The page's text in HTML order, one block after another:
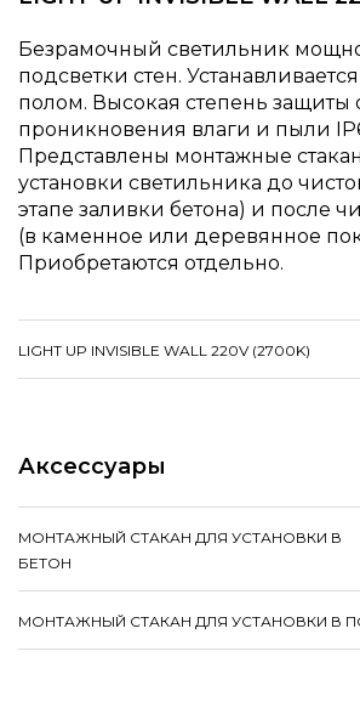
Безрамочный светильник
подсветки стен.
полом. Высокая степень защиты
проникновения влаги и пыли
Представлены монтажные
установки светильника до
этапе заливки бетона) и после
(в каменное или деревянное
Приобретаются отдельно.
LIGHT UP INVISIBLE WALL 220V (2700K)
Аксессуары
МОНТАЖНЫЙ СТАКАН ДЛЯ УСТАНОВКИ В
БЕТОН
МОНТАЖНЫЙ СТАКАН ДЛЯ УСТАНОВКИ В